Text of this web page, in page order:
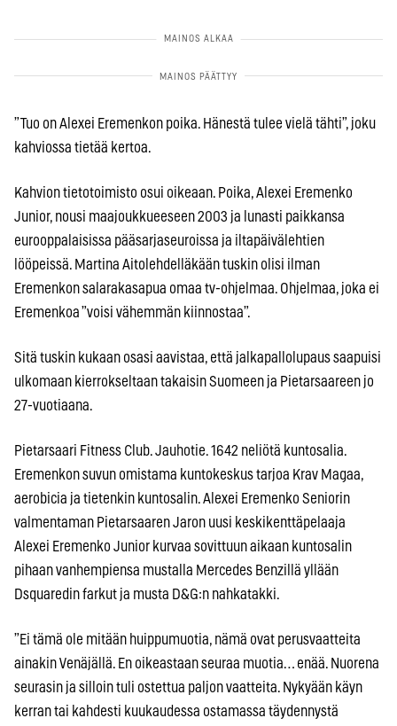
”Tuo on Alexei Eremenkon poika. Hänestä tulee vielä tähti”, joku
kahviossa tietää kertoa.
Kahvion tietotoimisto osui oikeaan. Poika, Alexei Eremenko
Junior, nousi maajoukkueeseen 2003 ja lunasti paikkansa
eurooppalaisissa pääsarjaseuroissa ja iltapäivälehtien
lööpeissä. Martina Aitolehdelläkään tuskin olisi ilman
Eremenkon salarakasapua omaa tv-ohjelmaa. Ohjelmaa, joka ei
Eremenkoa ”voisi vähemmän kiinnostaa”.
Sitä tuskin kukaan osasi aavistaa, että jalkapallolupaus saapuisi
ulkomaan kierrokseltaan takaisin Suomeen ja Pietarsaareen jo
27-vuotiaana.
Pietarsaari Fitness Club. Jauhotie. 1642 neliötä kuntosalia.
Eremenkon suvun omistama kuntokeskus tarjoa Krav Magaa,
aerobicia ja tietenkin kuntosalin. Alexei Eremenko Seniorin
valmentaman Pietarsaaren Jaron uusi keskikenttäpelaaja
Alexei Eremenko Junior kurvaa sovittuun aikaan kuntosalin
pihaan vanhempiensa mustalla Mercedes Benzillä yllään
Dsquaredin farkut ja musta D&G:n nahkatakki.
”Ei tämä ole mitään huippumuotia, nämä ovat perusvaatteita
ainakin Venäjällä. En oikeastaan seuraa muotia… enää. Nuorena
seurasin ja silloin tuli ostettua paljon vaatteita. Nykyään käyn
kerran tai kahdesti kuukaudessa ostamassa täydennystä